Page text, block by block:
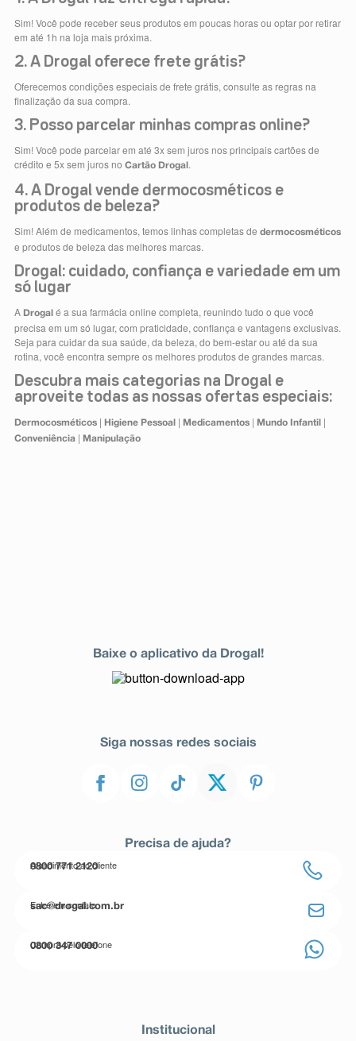
Sim! Você pode receber seus produtos em poucas horas ou optar por retirar
em até 1h na loja mais próxima.
2. A Drogal oferece frete grátis?
Oferecemos condições especiais de frete grátis, consulte as regras na
finalização da sua compra.
3. Posso parcelar minhas compras online?
Sim! Você pode parcelar em até 3x sem juros nos principais cartões de
crédito e 5x sem juros no Cartão Drogal .
4. A Drogal vende dermocosméticos e
produtos de beleza?
Sim! Além de medicamentos, temos linhas completas de dermocosméticos
e produtos de beleza das melhores marcas.
Drogal: cuidado, confiança e variedade em um
só lugar
A Drogal é a sua farmácia online completa, reunindo tudo o que você
precisa em um só lugar, com praticidade, confiança e vantagens exclusivas.
Seja para cuidar da sua saúde, da beleza, do bem-estar ou até da sua
rotina, você encontra sempre os melhores produtos de grandes marcas.
Descubra mais categorias na Drogal e
aproveite todas as nossas ofertas especiais:
Dermocosméticos| Higiene Pessoal | Medicamentos| Mundo Infantil |
Conveniência| Manipulação
Baixe o aplicativo da Drogal!
Siga nossas redes sociais
Precisa de ajuda?
Atendimento ao cliente
0800 771 2120
Entre em contato
sac@drogal.com.br
Compre pelo telefone
0800 347 0000
Institucional